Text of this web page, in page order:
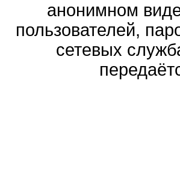
анонимном
пользователей,
сетевых